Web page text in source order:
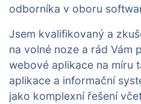
odborníka v oboru
Jsem kvalifikovaný a
na volné noze a rád Vám
webové aplikace na míru
aplikace a informační
jako komplexní řešení